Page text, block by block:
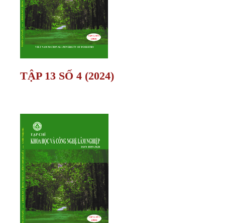
TẬP 13 SỐ 4 (2024)